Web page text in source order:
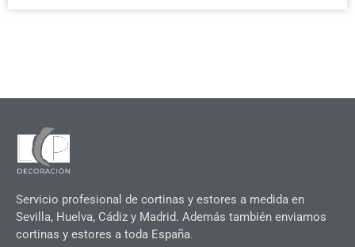
Servicio profesional de cortinas y estores a medida en
Sevilla, Huelva, Cádiz y Madrid. Además también enviamos
cortinas y estores a toda España.